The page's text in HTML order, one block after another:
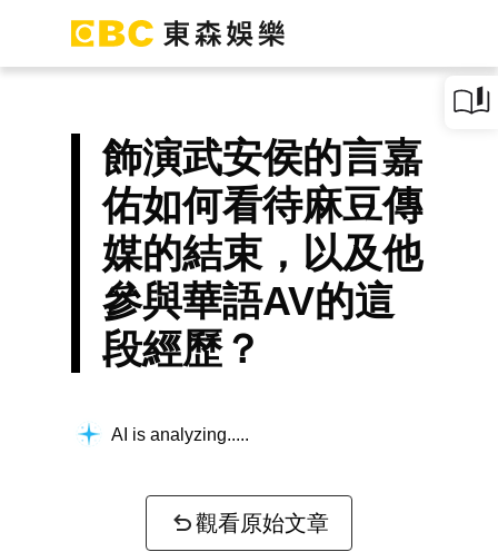
飾演武安侯的言嘉
佑如何看待麻豆傳
媒的結束，以及他
參與華語AV的這
段經歷？
AI is analyzing...
觀看原始文章